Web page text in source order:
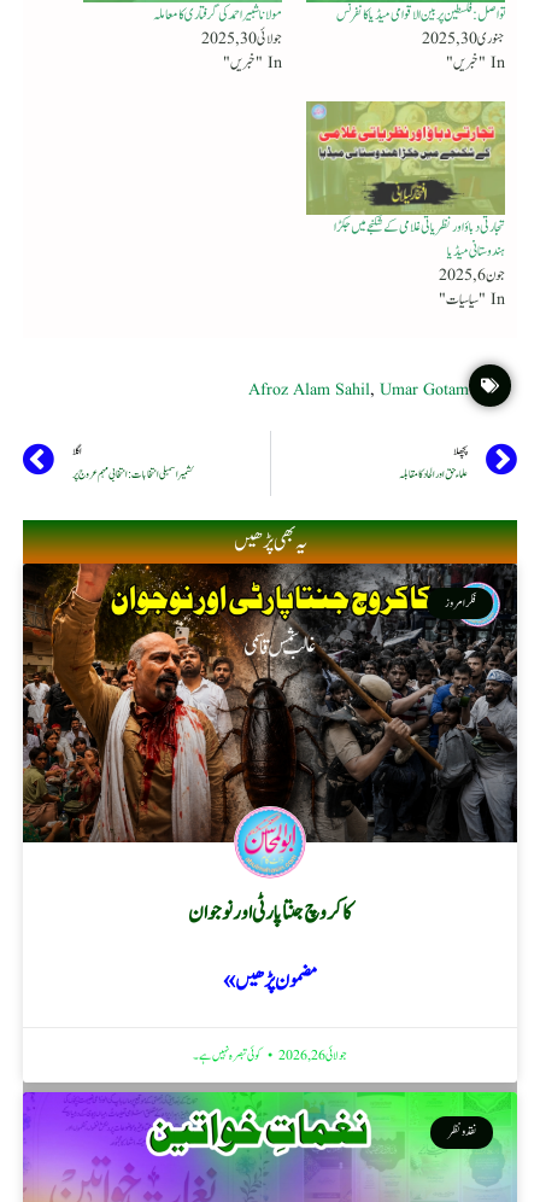
تواصل: فلسطین پر بین الاقوامی میڈیا کانفرنس
جنوری 30, 2025
In "خبریں"
مولانا شبیر احمد کی گرفتاری کا معاملہ
جولائی 30, 2025
In "خبریں"
تجارتی دباؤ اور نظریاتی غلامی کے شکنجے میں جکڑا
ہندوستانی میڈیا
جون 6, 2025
In "سیاسیات"
Afroz Alam Sahil,Umar Gotam
پچھلا
علماء حق اور الحاد کا مقابلہ
اگلا
کشمیر اسمبلی انتخابات: انتخابی مہم عروج پر
یہ بھی پڑھیں
فکر امروز
کاکروچ جنتا پارٹی اور نوجوان
مضمون پڑھیں »
جولائی 26, 2026 کوئی تبصرہ نہیں ہے۔
نقد ونظر